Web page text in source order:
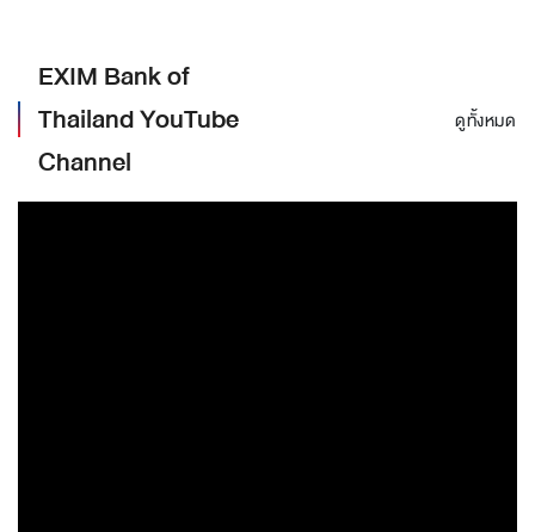
EXIM Bank of
Thailand YouTube
Channel
ดูทั้งหมด